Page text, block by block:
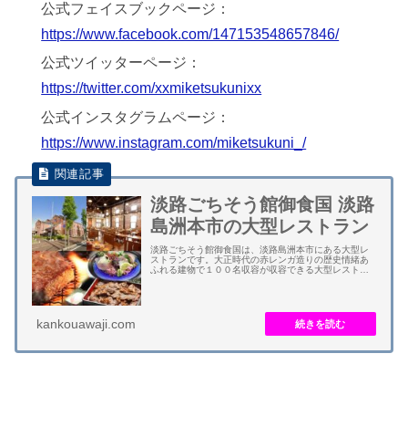
公式フェイスブックページ：
https://www.facebook.com/147153548657846/
公式ツイッターページ：
https://twitter.com/xxmiketsukunixx
公式インスタグラムページ：
https://www.instagram.com/miketsukuni_/
淡路ごちそう館御食国 淡路
島洲本市の大型レストラン
淡路ごちそう館御食国は、淡路島洲本市にある大型レ
ストランです。大正時代の赤レンガ造りの歴史情緒あ
ふれる建物で１００名収容が収容できる大型レストラ
kankouawaji.com